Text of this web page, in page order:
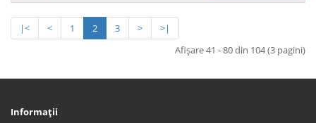
|< < 1 2 3 >
>|
Afişare 41 - 80 din 104 (3 pagini)
Informaţii